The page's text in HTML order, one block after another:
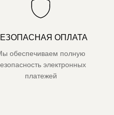
ОПЛАТА
обеспечиваем полную
электронных
платежей